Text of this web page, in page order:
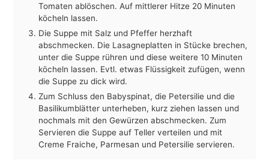
Tomaten ablöschen. Auf mittlerer Hitze 20 Minuten
köcheln lassen.
Die Suppe mit Salz und Pfeffer herzhaft
abschmecken. Die Lasagneplatten in Stücke brechen,
unter die Suppe rühren und diese weitere 10 Minuten
köcheln lassen. Evtl. etwas Flüssigkeit zufügen, wenn
die Suppe zu dick wird.
Zum Schluss den Babyspinat, die Petersilie und die
Basilikumblätter unterheben, kurz ziehen lassen und
nochmals mit den Gewürzen abschmecken. Zum
Servieren die Suppe auf Teller verteilen und mit
Creme Fraiche, Parmesan und Petersilie servieren.